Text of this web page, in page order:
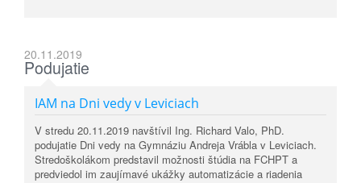
20.11.2019
Podujatie
IAM na Dni vedy v Leviciach
V stredu 20.11.2019 navštívil Ing. Richard Valo, PhD.
podujatie Dni vedy na Gymnáziu Andreja Vrábla v Leviciach.
Stredoškolákom predstavil možnosti štúdia na FCHPT a
predviedol im zaujímavé ukážky automatizácie a riadenia